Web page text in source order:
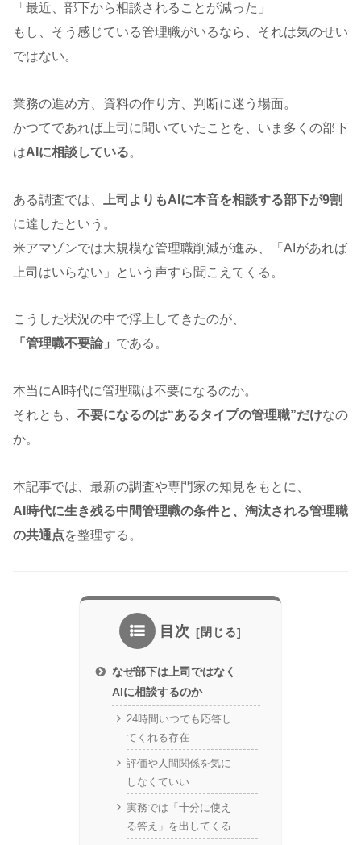
「最近、部下から相談されることが減った」
もし、そう感じている管理職がいるなら、それは気のせい
ではない。
業務の進め方、資料の作り方、判断に迷う場面。
かつてであれば上司に聞いていたことを、いま多くの部下
はAIに相談している。
ある調査では、
上司よりもAIに本音を相談する部下が9割
に達したという。
米アマゾンでは大規模な管理職削減が進み、「AIがあれば
上司はいらない」という声すら聞こえてくる。
こうした状況の中で浮上してきたのが、
「管理職不要論」 である。
本当にAI時代に管理職は不要になるのか。
それとも、 不要になるのは“あるタイプの管理職”だけなの
か。
本記事では、最新の調査や専門家の知見をもとに、
AI時代に生き残る中間管理職の条件と、淘汰される管理職
の共通点を整理する。
目次
なぜ部下は上司ではなく
AIに相談するのか
24時間いつでも応答し
てくれる存在
評価や人間関係を気に
しなくていい
実務では「十分に使え
る答え」を出してくる